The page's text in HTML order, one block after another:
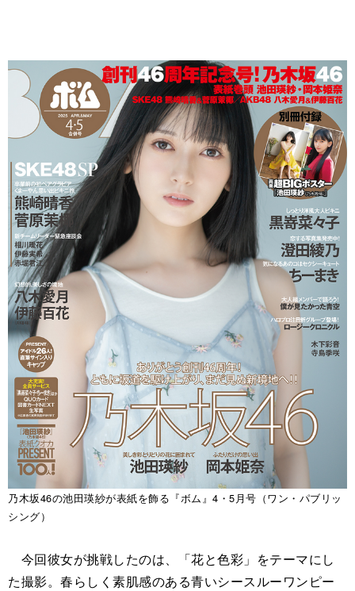
乃木坂46の池田瑛紗が表紙を飾る『ボム』4・5月号（ワン・パブリッ
シング）
今回彼女が挑戦したのは、「花と色彩」をテーマにし
た撮影。春らしく素肌感のある青いシースルーワンピー